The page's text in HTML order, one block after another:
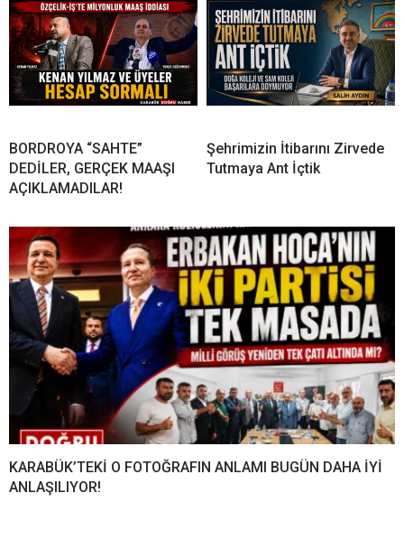
BORDROYA “SAHTE”
DEDİLER, GERÇEK MAAŞI
AÇIKLAMADILAR!
Şehrimizin İtibarını Zirvede
Tutmaya Ant İçtik
KARABÜK’TEKİ O FOTOĞRAFIN ANLAMI BUGÜN DAHA İYİ
ANLAŞILIYOR!